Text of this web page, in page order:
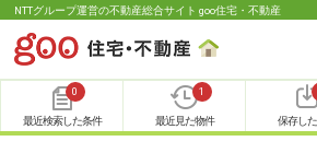
NTTグループ運営の不動産総合サイト goo住宅・不動産
0
最近検索した条件
1
最近見た物件 保存し